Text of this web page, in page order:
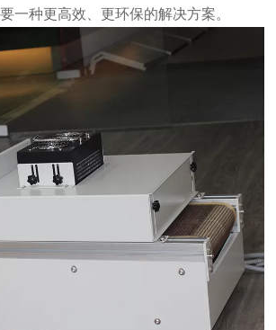
一种更高效、更环保的解决方案。